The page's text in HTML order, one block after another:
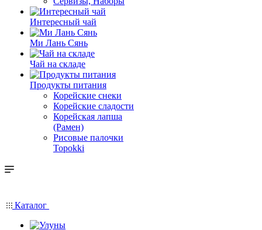
Интересный чай
Ми Лань Сянь
Чай на складе
Продукты питания
Корейские снеки
Корейские сладости
Корейская лапша
(Рамен)
Рисовые палочки
Topokki
Каталог